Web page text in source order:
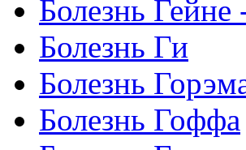
Болезнь
Болезнь Ги
Болезнь
Болезнь Гоффа